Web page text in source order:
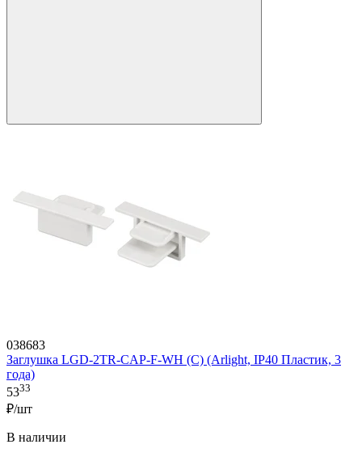
038683
Заглушка LGD-2TR-CAP-F-WH (C) (Arlight, IP40 Пластик, 3
года)
5333
₽/шт
В наличии